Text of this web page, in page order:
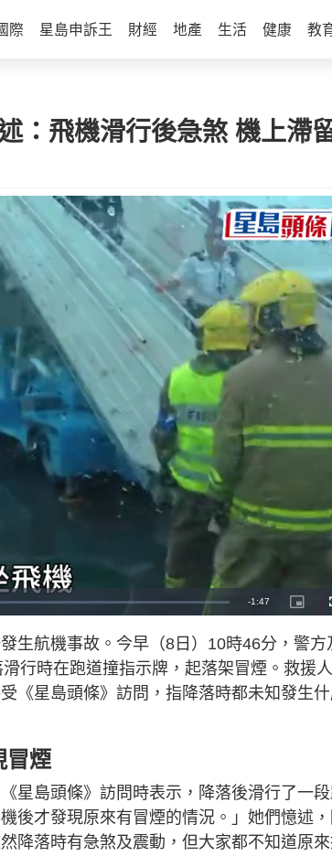
際 星島申訴王 財經 地產 生活 健康 教
：飛機滑行後急煞 機上滯
R
n
g
T
-1:47
P
i
t
u
r
-
i
n
-
生航機事故。今早（8日）10時46分，警方
行時在跑道撞指示牌，起落架冒煙。救援
《星島頭條》訪問，指降落時都未知發生
冒煙
星島頭條》訪問時表示，降落後滑行了一
後才發現原來有冒煙的情況。」她們憶述
降落時有急煞及震動，但大家都不知道原